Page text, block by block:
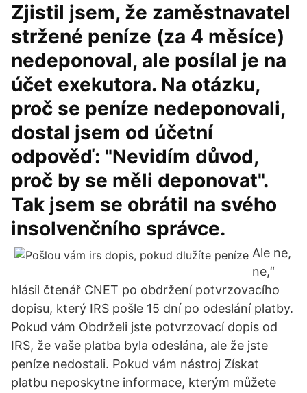
Zjistil jsem, že zaměstnavatel
stržené peníze (za 4 měsíce)
nedeponoval, ale posílal je na
účet exekutora. Na otázku,
proč se peníze nedeponovali,
dostal jsem od účetní
odpověď: "Nevidím důvod,
proč by se měli deponovat".
Tak jsem se obrátil na svého
insolvenčního správce.
Ale ne,
ne,“
hlásil čtenář CNET po obdržení potvrzovacího
dopisu, který IRS pošle 15 dní po odeslání platby.
Pokud vám Obdrželi jste potvrzovací dopis od
IRS, že vaše platba byla odeslána, ale že jste
peníze nedostali. Pokud vám nástroj Získat
platbu neposkytne informace, kterým můžete